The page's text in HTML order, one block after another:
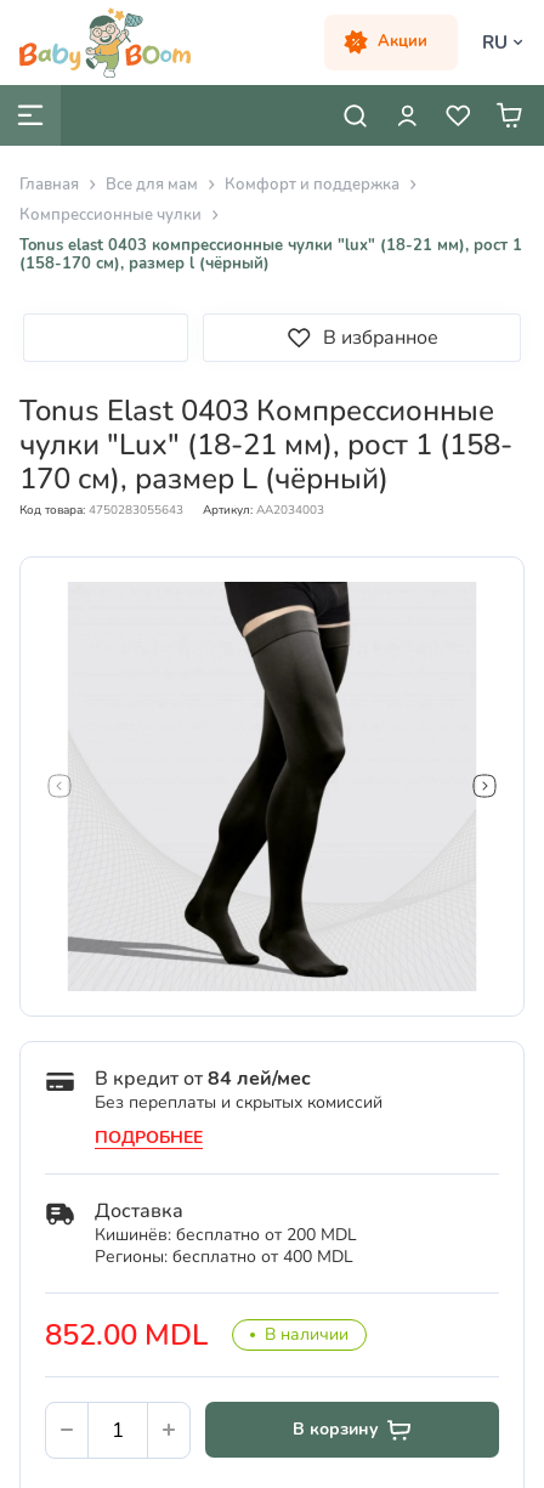
Акции RU
Главная Все для мам
Комфорт и поддержка
Компрессионные чулки
Tonus elast 0403 компрессионные чулки "lux" (18-21 мм), рост 1
(158-170 см), размер l (чёрный)
В избранное
Tonus Elast 0403 Компрессионные
чулки "Lux" (18-21 мм), рост 1 (158-
170 см), размер L (чёрный)
Код товара: 4750283055643 Артикул: AA2034003
852.00 MDL В наличии
В кредит от84 лей/мес
Без переплаты и скрытых комиссий
ПОДРОБНЕЕ
Доставка
Кишинёв: бесплатно от 200 MDL
Регионы: бесплатно от 400 MDL
В корзину